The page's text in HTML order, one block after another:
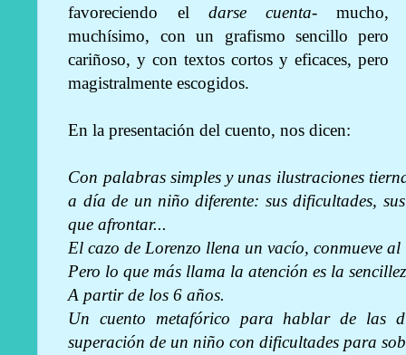
favoreciendo el darse cuenta- mucho,
muchísimo, con un grafismo sencillo pero
cariñoso, y con textos cortos y eficaces, pero
magistralmente escogidos.
En la presentación del cuento, nos dicen:
Con palabras simples y unas ilustraciones
a día de un niño diferente: sus dificultades,
que afrontar...
El cazo de Lorenzo llena un vacío, conmueve
Pero lo que más llama la atención es la
A partir de los 6 años.
Un cuento metafórico para hablar de las
superación de un niño con dificultades para